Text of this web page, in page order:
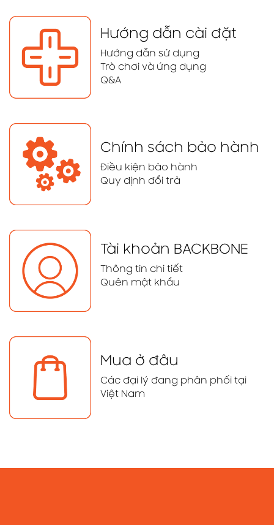
Hướng dẫn cài đặt
Hướng dẫn sử dụng
Trò chơi và ứng dụng
Q&A
Chính sách bảo hành
Điều kiện bảo hành
Quy định đổi trả
Tài khoản BACKBONE
Thông tin chi tiết
Quên mật khẩu
Mua ở đâu
Các đại lý đang phân phối tại
Việt Nam